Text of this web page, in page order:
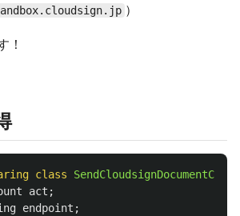
）
！
class
act ;
endpoint ;